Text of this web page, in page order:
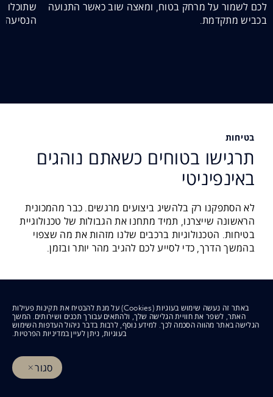
באתר זה נעשה שימוש בעוגיות (Cookies) על מנת להבטיח את תקינות פעילות
האתר, לשפר את חוויית הגלישה שלך, ולהתאים עבורך תכנים ושירותים. המשך
הגלישה באתר מהווה הסכמה לכך. למידע נוסף, לרבות בדבר ניהול העדפות השימוש
בעוגיות, ניתן לעיין במדיניות הפרטיות.
סגור
לכם לשמור על מרחק בטוח, ומאצה שוב כאשר התנועה
בכביש מתקדמת.
שתוכלו
הנסיעה.
בטיחות
תרגישו בטוחים כשאתם נוהגים
באינפיניטי
לא הסתפקנו רק בלהשיג ביצועים מרגשים. כבר מהמכונית
הראשונה שייצרנו, תמיד מתחנו את הגבולות של טכנולוגיית
בטיחות. הטכנולוגיות ברכבים שלנו מזהות את מה שצפוי
בהמשך הדרך, כדי לסייע לכם להגיב מהר יותר ובזמן.